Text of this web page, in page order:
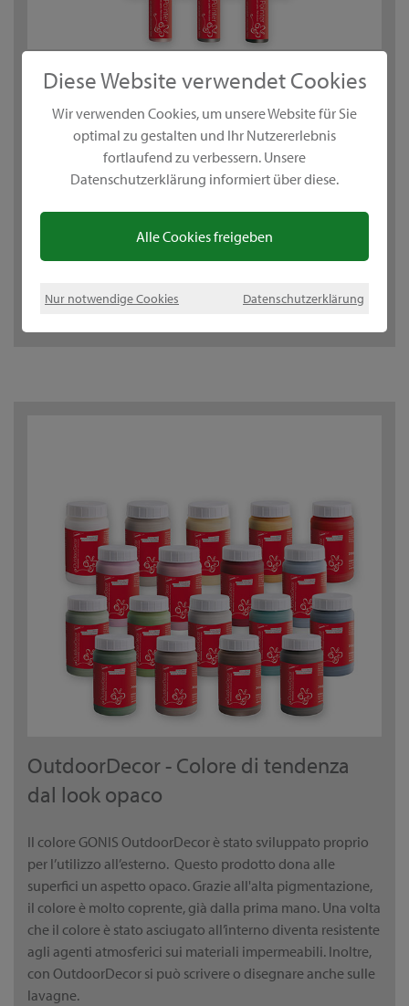
Diese Website verwendet Cookies
Wir verwenden Cookies, um unsere Website für Sie
optimal zu gestalten und Ihr Nutzererlebnis
fortlaufend zu verbessern. Unsere
Datenschutzerklärung informiert über diese.
Alle Cookies freigeben
Nur notwendige Cookies Datenschutzerklärung
DecoPointer – Le perle fai da te
Con il DecoPointer puoi realizzare perle di varie
dimensioni dal colore brillante direttamente dal tubetto
secondo i tuoi gusti o il tuo progetto. Grazie alla
pigmentazione perlata di alta qualità si ottengono effetti
di madreperla iridescente che donano un tocco speciale.
Le perle DecoPointer si asciugano velocemente e sul
tessuto si lavano anche fino a 40°C. Queste perle di colore
cartone, legno, vetro, plastica e metallo.
OutdoorDecor - Colore di tendenza
dal look opaco
Il colore GONIS OutdoorDecor è stato sviluppato proprio
per l’utilizzo all’esterno. Questo prodotto dona alle
superfici un aspetto opaco. Grazie all'alta pigmentazione,
il colore è molto coprente, già dalla prima mano. Una volta
che il colore è stato asciugato all’interno diventa resistente
agli agenti atmosferici sui materiali impermeabili. Inoltre,
con OutdoorDecor si può scrivere o disegnare anche sulle
lavagne.